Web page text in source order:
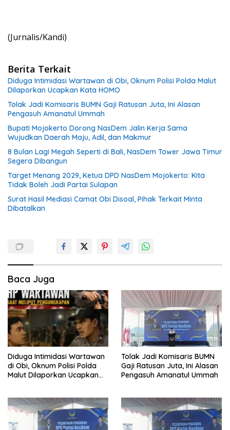
(Jurnalis/Kandi)
Berita Terkait
Diduga Intimidasi Wartawan di Obi, Oknum Polisi Polda Malut
Dilaporkan Ucapkan Kata HOMO
Tolak Jadi Komisaris BUMN Gaji Ratusan Juta, Ini Alasan
Pengasuh Amanatul Ummah
Bupati Mojokerto Dorong NasDem Jalin Kerja Sama
Wujudkan Daerah Maju, Adil, dan Makmur
8 Bulan Lagi Megah Seperti di Bali, NasDem Tower Jawa Timur
Segera Dibangun
Target Menang 2029, Ketua DPD NasDem Mojokerto: Kita
Tidak Boleh Jadi Partai Sulapan
Surat Hasil Mediasi Camat Obi Disoal, Pihak Terkait Minta
Dibatalkan
Baca Juga
Diduga Intimidasi Wartawan
di Obi, Oknum Polisi Polda
Malut Dilaporkan Ucapkan
Tolak Jadi Komisaris BUMN
Gaji Ratusan Juta, Ini Alasan
Pengasuh Amanatul Ummah